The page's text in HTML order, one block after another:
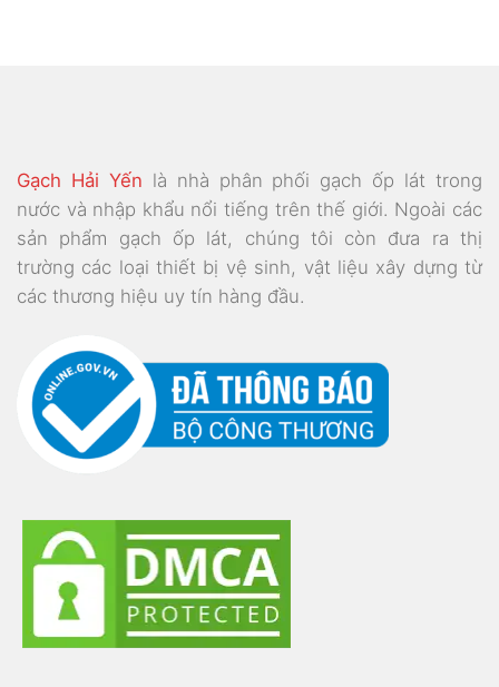
Gạch Hải Yến là nhà phân phối gạch ốp lát trong
nước và nhập khẩu nổi tiếng trên thế giới. Ngoài các
sản phẩm gạch ốp lát, chúng tôi còn đưa ra thị
trường các loại thiết bị vệ sinh, vật liệu xây dựng từ
các thương hiệu uy tín hàng đầu.